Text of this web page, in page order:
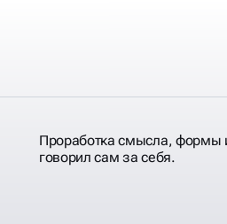
Проработка смысла,
говорил сам за себя.